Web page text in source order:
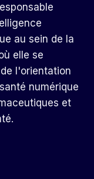
au sein de la
elle se
l'orientation
numérique
et